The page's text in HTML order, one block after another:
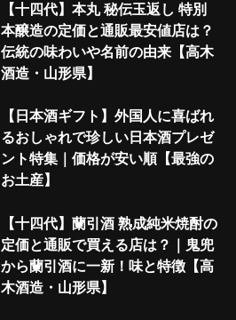
【十四代】本丸 秘伝玉返し 特別
本醸造の定価と通販最安値店は？
伝統の味わいや名前の由来【高木
酒造・山形県】
【日本酒ギフト】外国人に喜ばれ
るおしゃれで珍しい日本酒プレゼ
ント特集｜価格が安い順【最強の
お土産】
【十四代】蘭引酒 熟成純米焼酎の
定価と通販で買える店は？｜鬼兜
から蘭引酒に一新！味と特徴【高
木酒造・山形県】